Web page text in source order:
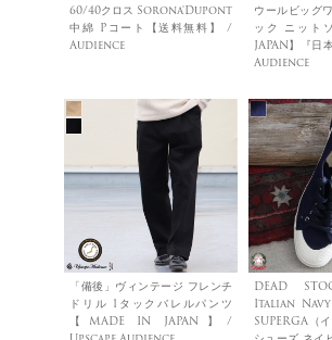
60/40クロス Sorona®Dupont
中綿 Pコート【送料無料】 /
Audience
ウールビッグ
ック ニット
JAPAN】『日
Audience
「備後」ヴィンテージ フレンチ
ドリル 1タックバレルパンツ
【MADE IN JAPAN】/
DEAD
Italian
SUPERGA（